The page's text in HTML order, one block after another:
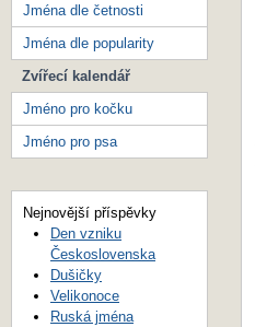
Jména dle četnosti
Jména dle popularity
Zvířecí kalendář
Jméno pro kočku
Jméno pro psa
Nejnovější příspěvky
Den vzniku
Československa
Dušičky
Velikonoce
Ruská jména